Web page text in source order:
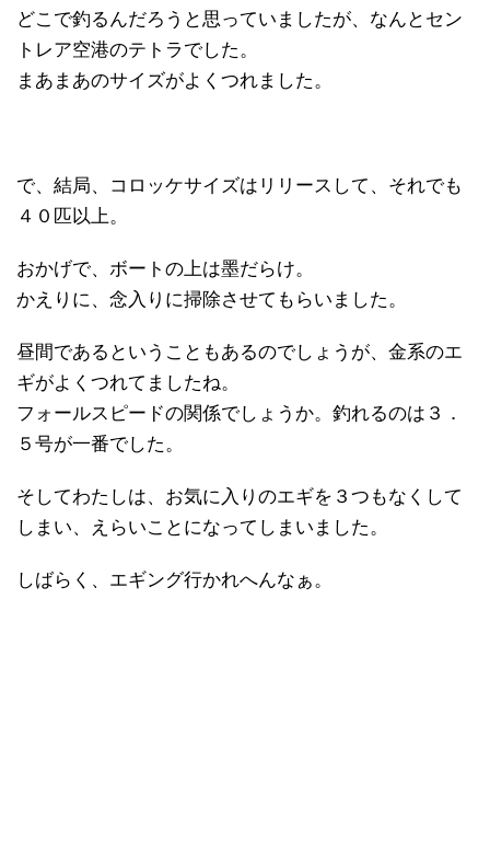
どこで釣るんだろうと思っていましたが、なんとセン
トレア空港のテトラでした。
まあまあのサイズがよくつれました。
で、結局、コロッケサイズはリリースして、それでも
４０匹以上。
おかげで、ボートの上は墨だらけ。
かえりに、念入りに掃除させてもらいました。
昼間であるということもあるのでしょうが、金系のエ
ギがよくつれてましたね。
フォールスピードの関係でしょうか。釣れるのは３．
５号が一番でした。
そしてわたしは、お気に入りのエギを３つもなくして
しまい、えらいことになってしまいました。
しばらく、エギング行かれへんなぁ。